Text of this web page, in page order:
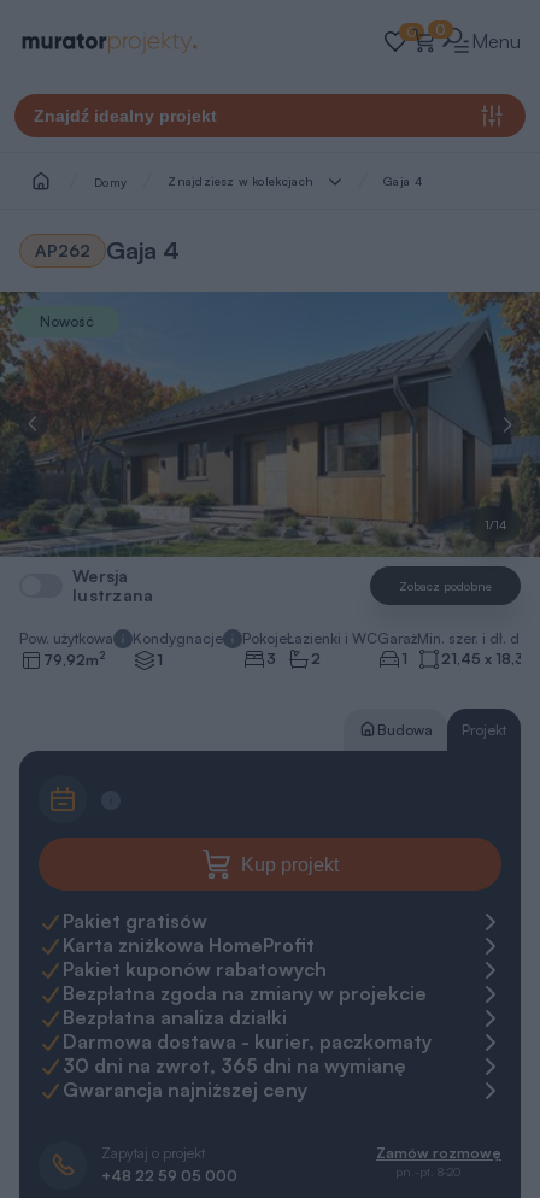
0 0 Menu
Znajdź idealny projekt
Domy Znajdziesz w kolekcjach Gaja 4
AP262 Gaja 4
1/14
Nowość
Wersja
lustrzana
Zobacz podobne
Pow. użytkowa
79,92m2
Kondygnacje
1
Pokoje
3
Łazienki i WC
2
Garaż
1
Min. szer. i dł.
21,45 x 18,35
Budowa Projekt
Kup projekt
Pakiet gratisów
Karta zniżkowa HomeProfit
Pakiet kuponów rabatowych
Bezpłatna zgoda na zmiany w projekcie
Bezpłatna analiza działki
Darmowa dostawa - kurier, paczkomaty
30 dni na zwrot, 365 dni na wymianę
Gwarancja najniższej ceny
Zapytaj o projekt
+48 22 59 05 000
Zamów rozmowę
pn.-pt. 8-20